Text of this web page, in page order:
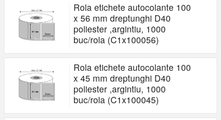
Rola etichete autocolante 100
x 56 mm dreptunghi D40
poliester ,argintiu, 1000
buc/rola (C1x100056)
Rola etichete autocolante 100
x 45 mm dreptunghi D40
poliester ,argintiu, 1000
buc/rola (C1x100045)